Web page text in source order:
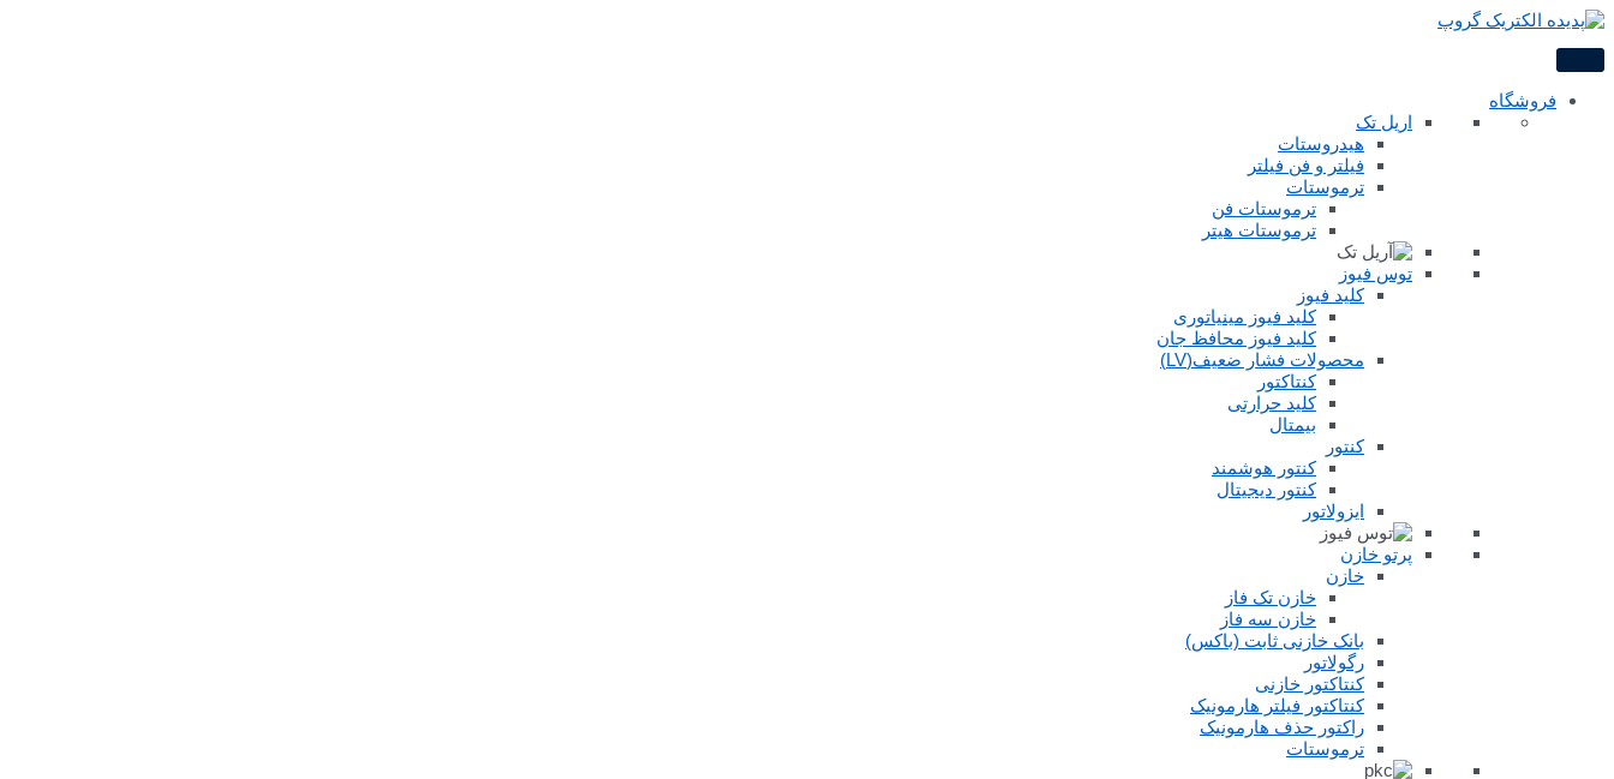
پرش
فروشگاه
اریل تک
هیدروستات
فیلتر و فن فیلتر
ترموستات
ترموستات فن
ترموستات هیتر
توس فیوز
کلید فیوز
کلید فیوز مینیاتوری
کلید فیوز محافظ جان
محصولات فشار ضعیف(LV)
کنتاکتور
کلید حرارتی
بیمتال
کنتور
کنتور هوشمند
کنتور دیجیتال
ایزولاتور
پرتو خازن
خازن
خازن تک فاز
خازن سه فاز
بانک خازنی ثابت (باکس)
رگولاتور
کنتاکتور خازنی
کنتاکتور فیلتر هارمونیک
راکتور حذف هارمونیک
ترموستات